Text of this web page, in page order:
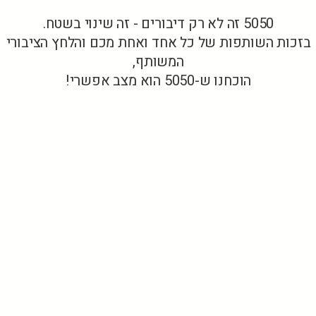
5050 זה לא רק דיבורים - זה שינוי בשטח.
בזכות השותפות של כל אחד ואחת מכם והלחץ הציבורי
המשותף,
הוכחנו ש-5050 הוא מצב אפשרי!